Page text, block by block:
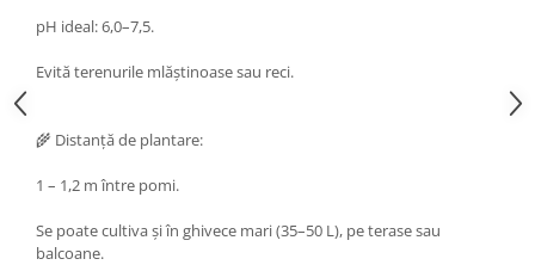
pH ideal: 6,0–7,5.
Evită terenurile mlăștinoase sau reci.
🌾 Distanță de plantare:
1 – 1,2 m între pomi.
Se poate cultiva și în ghivece mari (35–50 L), pe terase sau
balcoane.